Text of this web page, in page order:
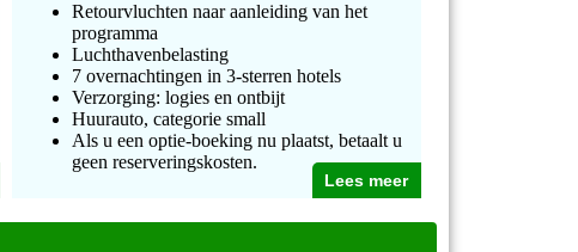
Retourvluchten naar aanleiding van het
programma
Luchthavenbelasting
7 overnachtingen in 3-sterren hotels
Verzorging: logies en ontbijt
Huurauto, categorie small
Als u een optie-boeking nu plaatst, betaalt u
geen reserveringskosten.
Lees meer